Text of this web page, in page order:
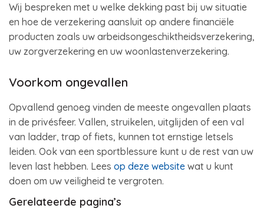
Wij bespreken met u welke dekking past bij uw situatie
en hoe de verzekering aansluit op andere financiële
producten zoals uw arbeidsongeschiktheidsverzekering,
uw zorgverzekering en uw woonlastenverzekering.
Voorkom ongevallen
Opvallend genoeg vinden de meeste ongevallen plaats
in de privésfeer. Vallen, struikelen, uitglijden of een val
van ladder, trap of fiets, kunnen tot ernstige letsels
leiden. Ook van een sportblessure kunt u de rest van uw
leven last hebben. Lees op deze website wat u kunt
doen om uw veiligheid te vergroten.
Gerelateerde pagina’s